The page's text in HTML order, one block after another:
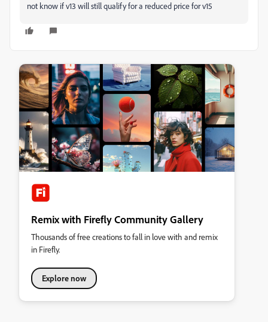
not know if v13 will still qualify for a reduced price for v15
Remix with Firefly Community Gallery
Thousands of free creations to fall in love with and remix
in Firefly.
Explore now